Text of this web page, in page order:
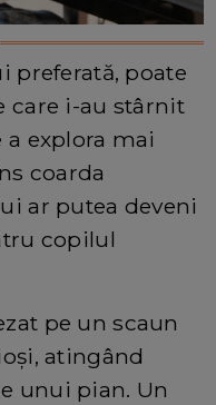
preferată, poate
care i-au stârnit
explora mai
coarda
ar putea deveni
copilul
pe un scaun
atingând
unui pian. Un